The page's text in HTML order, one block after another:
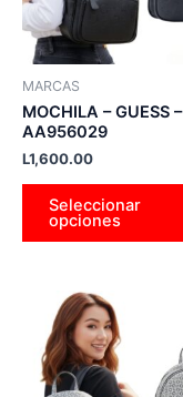
MARCAS
MOCHILA – GUESS –
AA956029
L1,600.00
Seleccionar
opciones